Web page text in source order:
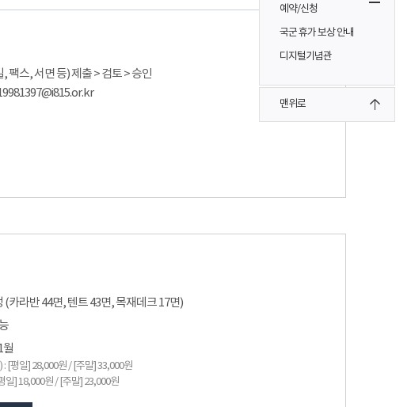
예약/신청
국군 휴가 보상 안내
디지털기념관
맨위로
팩스, 서면 등) 제출 > 검토 > 승인
(카라반 44면, 텐트 43면, 목재데크 17면)
월
[평일] 28,000원 / [주말] 33,000원
일] 18,000원 / [주말] 23,000원